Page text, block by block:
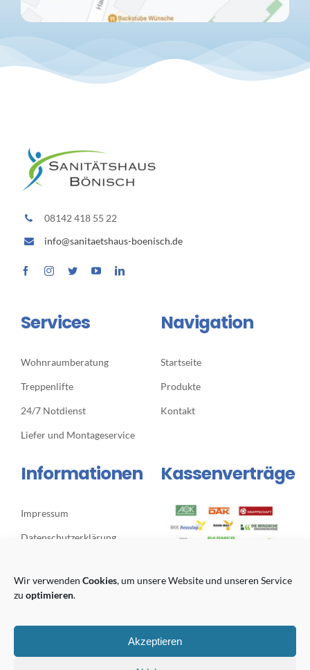
Wir verwenden Cookies, um unsere Website und unseren Service
zu optimieren.
Akzeptieren
08142 418 55 22
info@sanitaetshaus-boenisch.de
Services
Wohnraumberatung
Treppenlifte
24/7 Notdienst
Liefer und Montageservice
Navigation
Startseite
Produkte
Kontakt
Informationen
Impressum
Datenschutzerklärung
Google Route Planner
Kassenverträge